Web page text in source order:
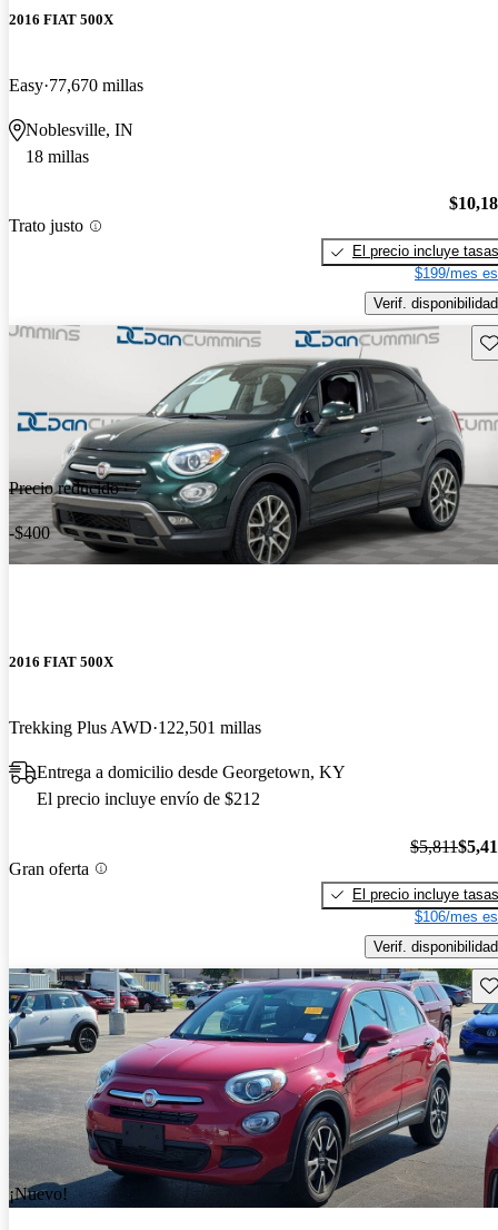
2016 FIAT 500X
Easy 77,670 millas
Noblesville, IN
18 millas
Trato justo
El precio incluye tasas
$199/mes
Verif. disponibilidad
Precio reducido
-$400
2016 FIAT 500X
Trekking Plus AWD 122,501 millas
Entrega a domicilio desde Georgetown, KY
El precio incluye envío de $212
Gran oferta
$5,811
El precio incluye tasas
$106/mes
Verif. disponibilidad
¡Nuevo!